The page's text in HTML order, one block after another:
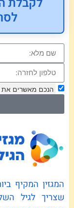
הנכם מאשרים את
המגזין המקיף
שצריך לגיל